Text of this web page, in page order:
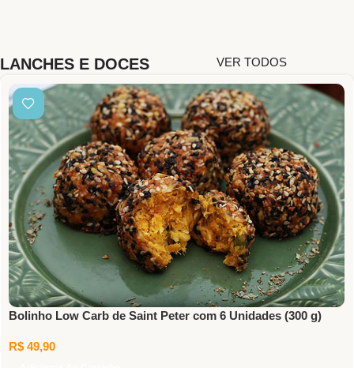
LANCHES E DOCES VER TODOS
Bolinho Low Carb de Saint Peter com 6 Unidades (300 g)
R$ 49,90